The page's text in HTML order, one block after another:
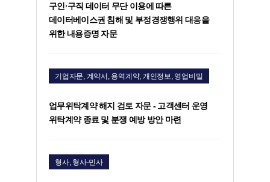
구인·구직 데이터 무단 이용에 따른
데이터베이스권 침해 및 부정경쟁행위 대응을
위한 내용증명 자문
기업자문, 계약서, 용역계약, 개인정보, 영업비밀
업무위탁계약 해지 검토 자문 - 고객센터 운영
위탁계약 종료 및 분쟁 예방 방안 마련
형사, 형사·민사